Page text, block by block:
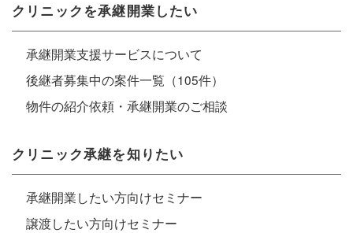
クリニックを承継開業したい
承継開業支援サービスについて
後継者募集中の案件一覧（105件）
物件の紹介依頼・承継開業のご相談
クリニック承継を知りたい
承継開業したい方向けセミナー
譲渡したい方向けセミナー